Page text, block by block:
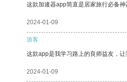
这款加速器app简直是居家旅行必备
2024-01-09
游客
这款app是我学习路上的良师益友，让
2024-01-09